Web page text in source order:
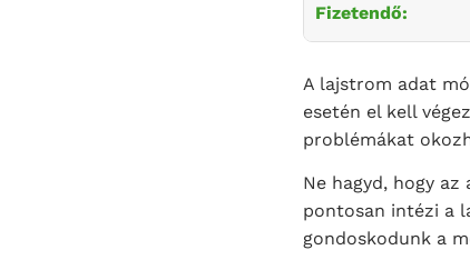
Fizetendő:
A lajstrom adat
esetén el kell
problémákat
Ne hagyd, hogy
pontosan intézi a
gondoskodunk a